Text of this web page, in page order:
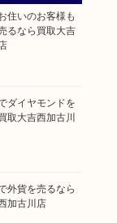
住いのお客様も
るなら買取大吉
ダイヤモンドを
取大吉西加古川
外貨を売るなら
加古川店